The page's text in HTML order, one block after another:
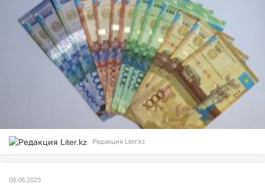
Редакция Liter.kz
09.08.2023